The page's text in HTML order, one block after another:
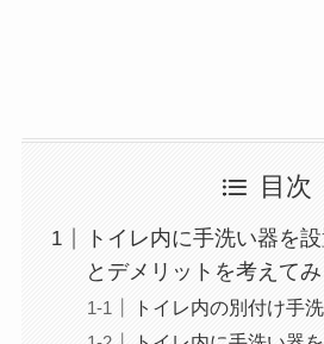
目次
トイレ内に手洗い器を
とデメリットを考えてみ
トイレ内の別付け手